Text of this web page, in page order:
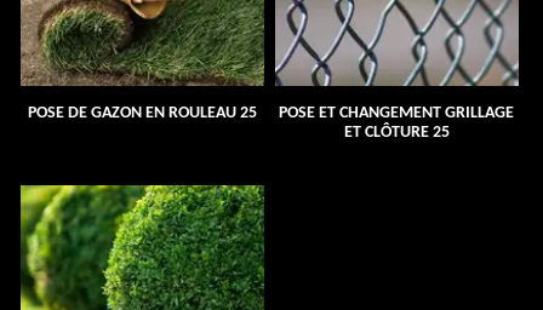
POSE DE GAZON EN ROULEAU 25
POSE ET CHANGEMENT GRILLAGE
ET CLÔTURE 25